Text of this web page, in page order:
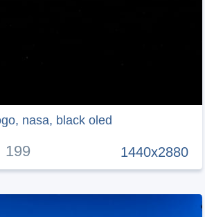
nasa, black oled
1440x2880
199